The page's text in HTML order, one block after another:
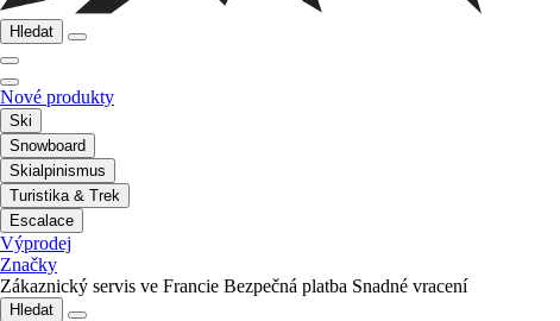
Hledat
Nové produkty
Ski
Snowboard
Skialpinismus
Turistika & Trek
Escalace
Výprodej
Značky
Zákaznický servis ve Francie Bezpečná platba Snadné vracení
Hledat